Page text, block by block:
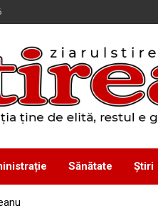
Sănătate Știri